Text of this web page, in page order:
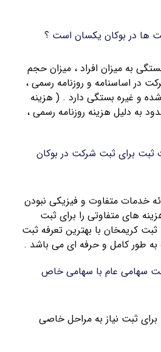
ها در بوكان یکسان است ؟
به میزان افراد ، میزان حجم
در اساسنامه و روزنامه رسمی ،
شده و غیره بستگی دارد . ( هزینه
به دلیل هزینه روزنامه رسمی ،
برای ثبت شرکت در بوكان
خدمات متفاوت و فیزیکی نبودن
های متفاوتی را برای ثبت
کریمخان با بهترین تعرفه ثبت
به طور کامل و حرفه ای می باشد .
سهامی عام با سهامی خاص
ثبت نیاز به مراحل خاصی